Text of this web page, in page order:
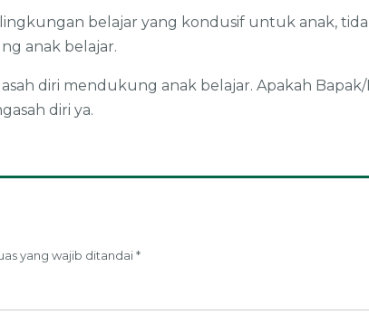
belajar yang kondusif untuk anak,
anak belajar.
diri mendukung anak belajar. Apakah
diri ya.
yang wajib ditandai*